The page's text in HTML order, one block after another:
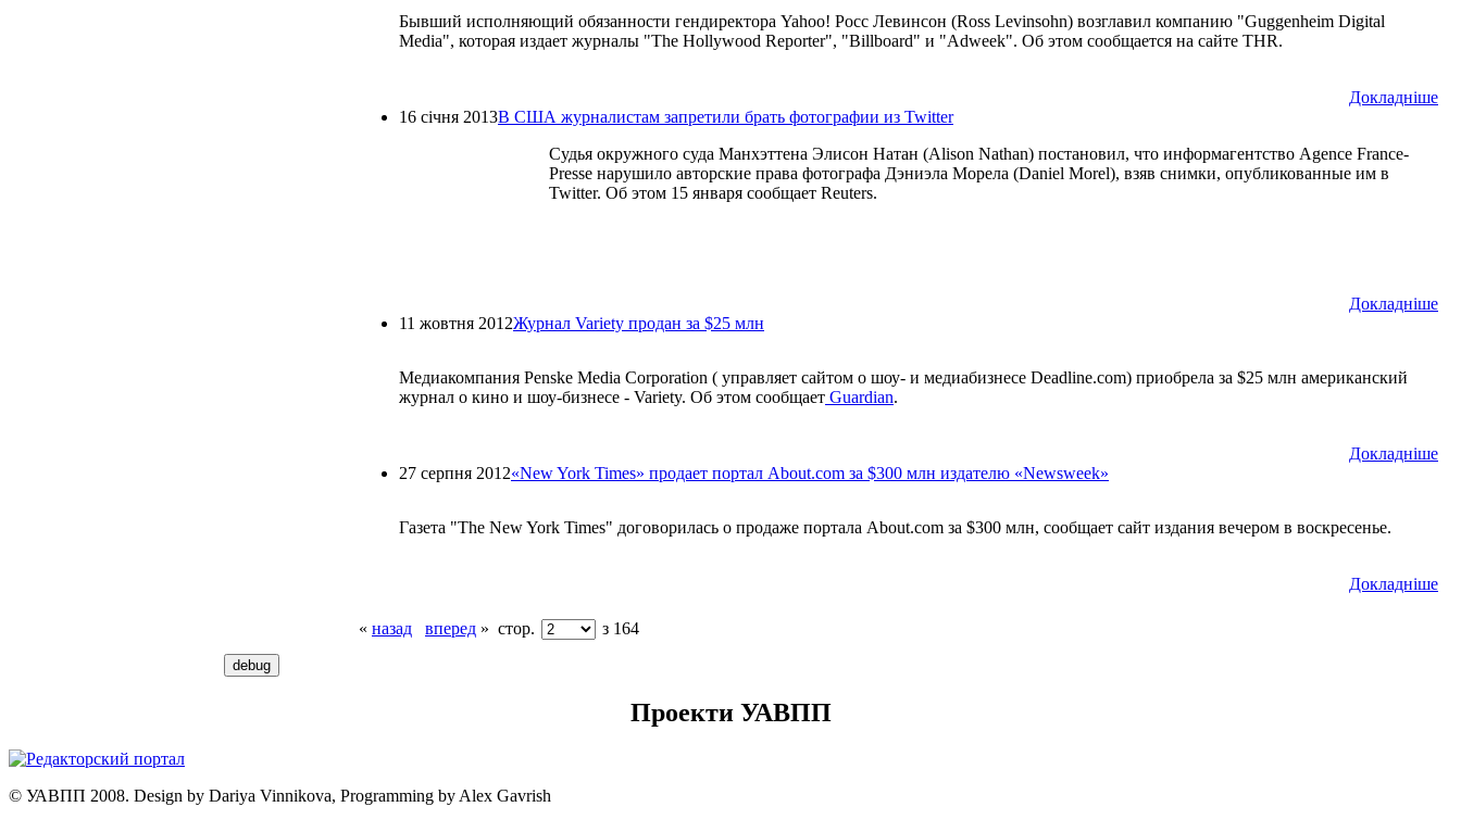
Бывший исполняющий обязанности гендиректора Yahoo! Росс Левинсон (Ross Levinsohn) возглавил компанию "Guggenheim Digital
Media", которая издает журналы "The Hollywood Reporter", "Billboard" и "Adweek". Об этом сообщается на сайте THR.
Докладнiше
16 січня 2013В США журналистам запретили брать фотографии из Twitter
Судья окружного суда Манхэттена Элисон Натан (Alison Nathan) постановил, что информагентство Agence France-
Presse нарушило авторские права фотографа Дэниэла Морела (Daniel Morel), взяв снимки, опубликованные им в
Twitter. Об этом 15 января сообщает Reuters.
Докладнiше
11 жовтня 2012Журнал Variety продан за $25 млн
Медиакомпания Penske Media Corporation ( управляет сайтом о шоу- и медиабизнесе Deadline.com) приобрела за $25 млн американский
журнал о кино и шоу-бизнесе - Variety. Об этом сообщает Guardian.
Докладнiше
27 серпня 2012«New York Times» продает портал About.com за $300 млн издателю «Newsweek»
Газета "The New York Times" договорилась о продаже портала About.com за $300 млн, сообщает сайт издания вечером в воскресенье.
Докладнiше
« назад вперед » стор. з 164
Проекти УАВПП
© УАВПП 2008. Design by Dariya Vinnikova, Programming by Alex Gavrish